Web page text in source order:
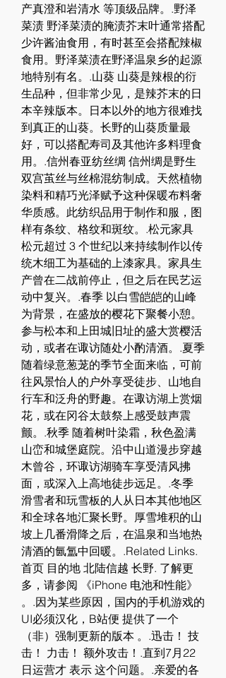
产真澄和岩清水 等顶级品牌。.野泽
菜渍 野泽菜渍的腌渍芥末叶通常搭配
少许酱油食用，有时甚至会搭配辣椒
食用。野泽菜渍在野泽温泉乡的起源
地特别有名。.山葵 山葵是辣根的衍
生品种，但非常少见，是辣芥末的日
本辛辣版本。日本以外的地方很难找
到真正的山葵。长野的山葵质量最
好，可以搭配寿司及其他许多料理食
用。.信州春亚纺丝绸 信州绸是野生
双宫茧丝与丝棉混纺制成。天然植物
染料和精巧光泽赋予这种保暖布料奢
华质感。此纺织品用于制作和服，图
样有条纹、格纹和斑纹。.松元家具
松元超过 3 个世纪以来持续制作以传
统木细工为基础的上漆家具。家具生
产曾在二战前停止，但之后在民艺运
动中复兴。.春季 以白雪皑皑的山峰
为背景，在盛放的樱花下聚餐小憩。
参与松本和上田城旧址的盛大赏樱活
动，或者在诹访随处小酌清酒。.夏季
随着绿意葱茏的季节全面来临，可前
往风景怡人的户外享受徒步、山地自
行车和泛舟的野趣。在诹访湖上赏烟
花，或在冈谷太鼓祭上感受鼓声震
颤。.秋季 随着树叶染霜，秋色盈满
山峦和城堡庭院。沿中山道漫步穿越
木曾谷，环诹访湖骑车享受清风拂
面，或深入上高地徒步远足。.冬季
滑雪者和玩雪板的人从日本其他地区
和全球各地汇聚长野。厚雪堆积的山
坡上几番滑降之后，在温泉和当地热
清酒的氤氲中回暖。.Related Links.
首页 目的地 北陆信越 长野. 了解更
多，请参阅 《iPhone 电池和性能》
。.因为某些原因，国内的手机游戏的
UI必须汉化，B站便 提供了一个
（非）强制更新的版本 。.迅击！ 技
击！ 力击！ 额外攻击！.直到7月22
日运营才 表示 这个问题。.亲爱的各